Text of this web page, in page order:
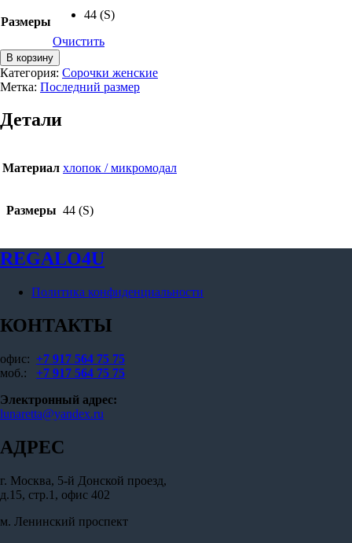
Размеры
44 (S)
Очистить
Количество
товара
Сорочка
В корзину
Категория: Сорочки женские
Метка: Последний размер
Детали
Материал хлопок / микромодал
Размеры 44 (S)
REGALO4U
Политика конфиденциальности
КОНТАКТЫ
офис: +7 917 564 75 75
моб.: +7 917 564 75 75
Электронный адрес:
lunaretta@yandex.ru
АДРЕС
г. Москва, 5-й Донской проезд,
д.15, стр.1, офис 402
м. Ленинский проспект